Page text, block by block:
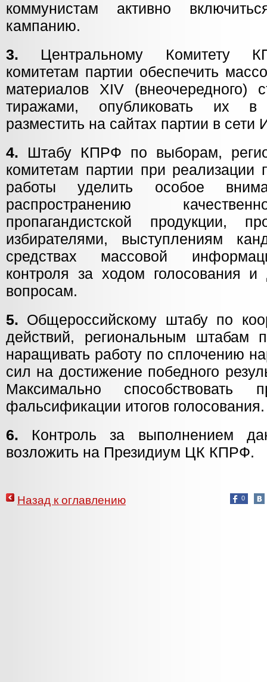
коммунистам активно
кампанию.
3. Центральному Комитету
комитетам партии обеспечить
материалов XIV (внеочередного)
тиражами, опубликовать их в
разместить на сайтах партии в сети
4. Штабу КПРФ по выборам,
комитетам партии при реализации
работы уделить особое
распространению
пропагандистской продукции,
избирателями, выступлениям
средствах массовой
контроля за ходом голосования
вопросам.
5. Общероссийскому штабу по
действий, региональным штабам
наращивать работу по сплочению
сил на достижение победного
Максимально способствовать
фальсификации итогов голосования.
6. Контроль за выполнением
возложить на Президиум ЦК КПРФ.
0
Назад к оглавлению